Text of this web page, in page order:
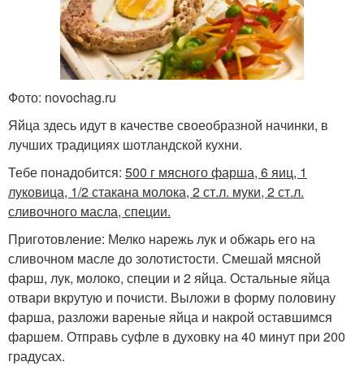
Фото: novochag.ru
Яйца здесь идут в качестве своеобразной начинки, в
лучших традициях шотландской кухни.
Тебе понадобится: 500 г мясного фарша, 6 яиц, 1
луковица, 1/2 стакана молока, 2 ст.л. муки, 2 ст.л.
сливочного масла, специи.
Приготовление: Мелко нарежь лук и обжарь его на
сливочном масле до золотистости. Смешай мясной
фарш, лук, молоко, специи и 2 яйца. Остальные яйца
отвари вкрутую и почисти. Выложи в форму половину
фарша, разложи вареные яйца и накрой оставшимся
фаршем. Отправь суфле в духовку на 40 минут при 200
градусах.